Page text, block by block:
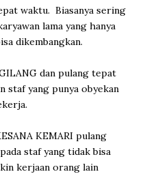
waktu. Biasanya sering
lama yang hanya
dikembangkan.
dan pulang tepat
staf yang punya obyekan
KEMARI pulang
staf yang tidak bisa
kerjaan orang lain